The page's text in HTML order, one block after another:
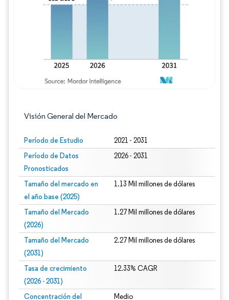
Visión General del Mercado
Período de Estudio 2021 - 2031
Período de Datos
Pronosticados
2026 - 2031
Tamaño del mercado en
el año base (2025)
1.13 Mil millones de dólares
Tamaño del Mercado
(2026)
1.27 Mil millones de dólares
Tamaño del Mercado
(2031)
2.27 Mil millones de dólares
Tasa de crecimiento
(2026 - 2031)
12.33% CAGR
Concentración del
Medio